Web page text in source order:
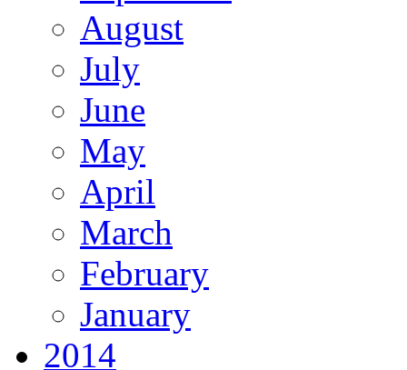
August
July
June
May
April
March
February
January
2014